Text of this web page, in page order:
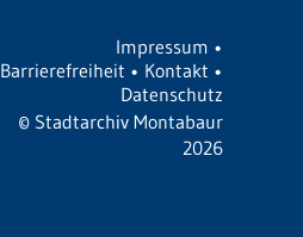
Impressum •
Barrierefreiheit • Kontakt •
Datenschutz
© Stadtarchiv Montabaur
2026